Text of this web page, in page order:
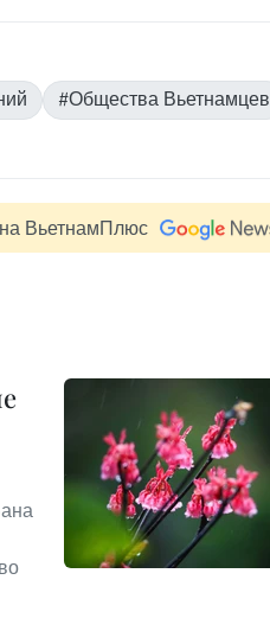
#Общества Вьетнамцев
ВьетнамПлюс